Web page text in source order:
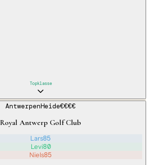
Topklasse
AntwerpenHeide€€€€
Royal Antwerp Golf Club
Lars85
Levi80
Niels85